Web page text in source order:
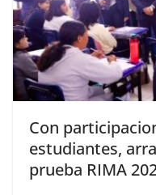
Con
estudiantes,
prueba RIMA